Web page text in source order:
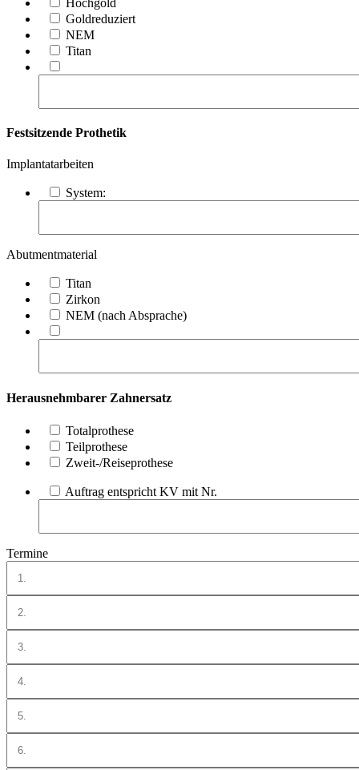
Goldreduziert
NEM
Titan
Festsitzende Prothetik
Implantatarbeiten
System:
Abutmentmaterial
Titan
Zirkon
NEM (nach Absprache)
Herausnehmbarer Zahnersatz
Totalprothese
Teilprothese
Zweit-/Reiseprothese
Auftrag entspricht KV mit Nr.
Termine